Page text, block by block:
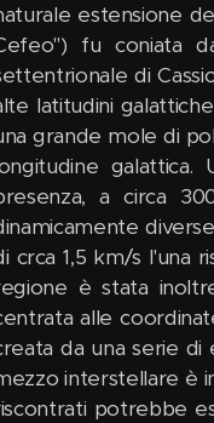
estensione
fu coniata
di
latitudini
grande mole di
a circa
crca 1,5 km/s l'una
è stata
alle
da una serie di
interstellare è
potrebbe